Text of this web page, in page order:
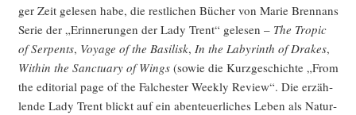
ger Zeit gele­sen habe, die rest­li­chen Bücher von Marie Brenn­ans
Serie der „Erin­ne­run­gen der Lady Trent“ gele­sen – The Tro­pic
of Ser­pents, Voya­ge of the Basi­lisk, In the Laby­rinth of Dra­kes,
Within the Sanc­tua­ry of Wings(sowie die Kurz­ge­schich­te „From
the edi­to­ri­al page of the Fal­ches­ter Weekly Review“. Die erzäh­
len­de Lady Trent blickt auf ein aben­teu­er­li­ches Leben als Natur­